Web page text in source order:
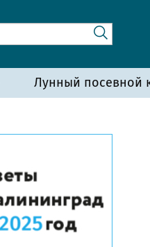
Лунный посевной